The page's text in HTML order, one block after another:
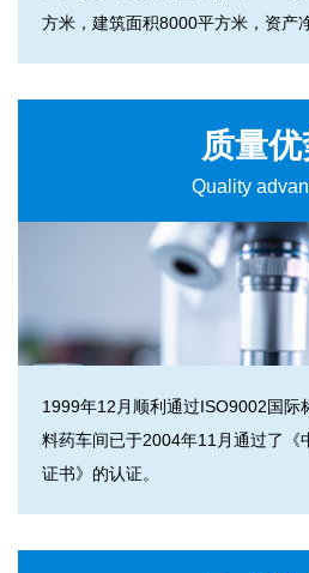
方米，建筑面积8000平方米，资产
质量
Quality
1999年12月顺利通过ISO9002国际
料药车间已于2004年11月通过了《
证书》的认证。